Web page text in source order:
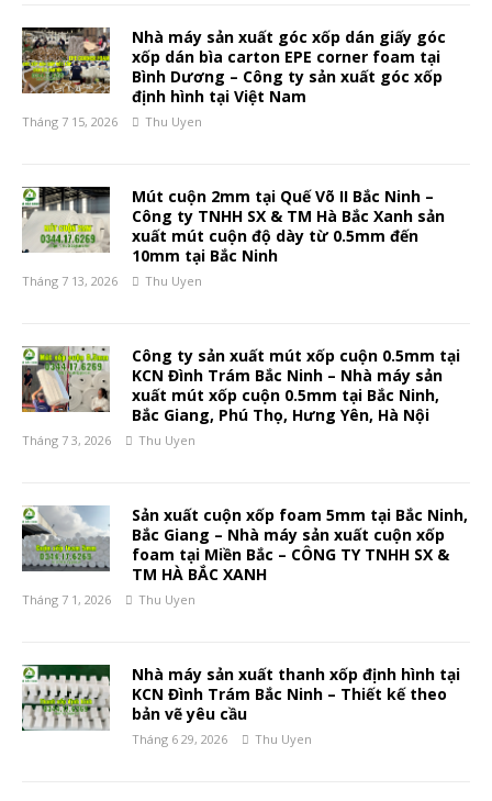
Nhà máy sản xuất góc xốp dán giấy góc
xốp dán bìa carton EPE corner foam tại
Bình Dương – Công ty sản xuất góc xốp
định hình tại Việt Nam
Tháng 7 15, 2026 Thu Uyen
Mút cuộn 2mm tại Quế Võ II Bắc Ninh –
Công ty TNHH SX & TM Hà Bắc Xanh sản
xuất mút cuộn độ dày từ 0.5mm đến
10mm tại Bắc Ninh
Tháng 7 13, 2026 Thu Uyen
Công ty sản xuất mút xốp cuộn 0.5mm tại
KCN Đình Trám Bắc Ninh – Nhà máy sản
xuất mút xốp cuộn 0.5mm tại Bắc Ninh,
Bắc Giang, Phú Thọ, Hưng Yên, Hà Nội
Tháng 7 3, 2026 Thu Uyen
Sản xuất cuộn xốp foam 5mm tại Bắc Ninh,
Bắc Giang – Nhà máy sản xuất cuộn xốp
foam tại Miền Bắc – CÔNG TY TNHH SX &
TM HÀ BẮC XANH
Tháng 7 1, 2026 Thu Uyen
Nhà máy sản xuất thanh xốp định hình tại
KCN Đình Trám Bắc Ninh – Thiết kế theo
bản vẽ yêu cầu
Tháng 6 29, 2026 Thu Uyen